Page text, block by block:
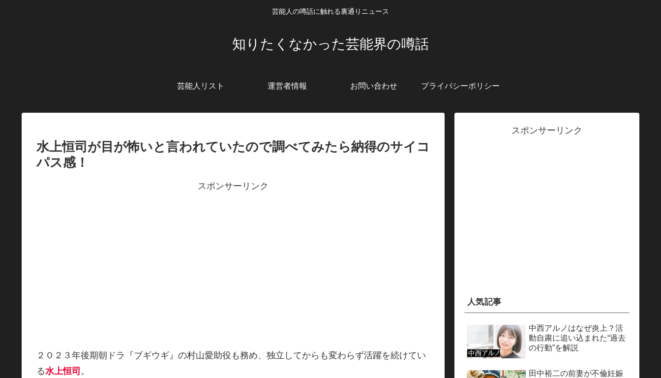
芸能人の噂話に触れる裏通りニュース
知りたくなかった芸能界の噂話
芸能人リスト 運営者情報 お問い合わせ プライバシーポリシー
水上恒司が目が怖いと言われていたので調べてみたら納得のサイコ
パス感！
スポンサーリンク
２０２３年後期朝ドラ『ブギウギ』の村山愛助役も務め、独立してからも変わらず活躍を続けてい
る水上恒司 。
スポンサーリンク
人気記事
中西アルノはなぜ炎上？活
動自粛に追い込まれた“過去
の行動”を解説
田中裕二の前妻が不倫妊娠